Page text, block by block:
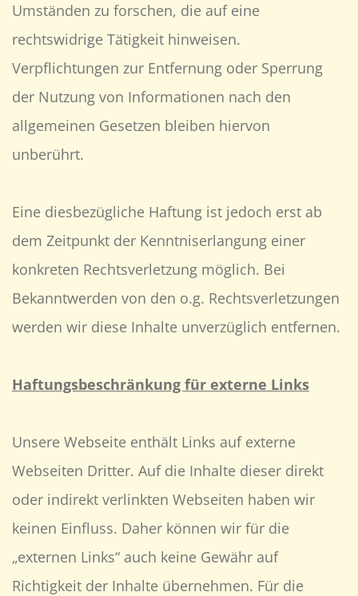
Umständen zu forschen, die auf eine
rechtswidrige Tätigkeit hinweisen.
Verpflichtungen zur Entfernung oder Sperrung
der Nutzung von Informationen nach den
allgemeinen Gesetzen bleiben hiervon
unberührt.
Eine diesbezügliche Haftung ist jedoch erst ab
dem Zeitpunkt der Kenntniserlangung einer
konkreten Rechtsverletzung möglich. Bei
Bekanntwerden von den o.g. Rechtsverletzungen
werden wir diese Inhalte unverzüglich entfernen.
Haftungsbeschränkung für externe Links
Unsere Webseite enthält Links auf externe
Webseiten Dritter. Auf die Inhalte dieser direkt
oder indirekt verlinkten Webseiten haben wir
keinen Einfluss. Daher können wir für die
„externen Links“ auch keine Gewähr auf
Richtigkeit der Inhalte übernehmen. Für die